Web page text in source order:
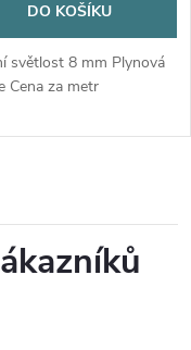
DO KOŠÍKU
světlost 8 mm Plynová
Cena za metr